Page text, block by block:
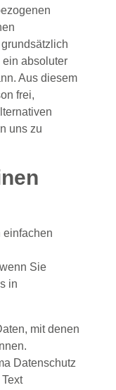
absoluter
Aus diesem
frei,
uns zu
einfachen
Sie
in
mit denen
Datenschutz